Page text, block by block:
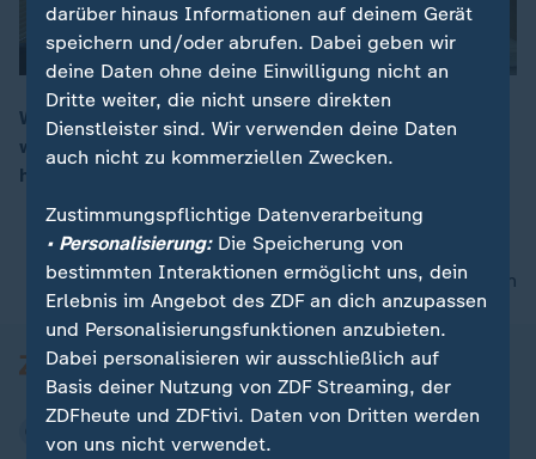
00:16
Wenn am 23. Februar ein neuer Bundestag gewählt
wird, lässt das wenig Zeit für Wahlkampf. Besonders
herausfordernd wird das für kleine Parteien.
nach oben
darüber hinaus Informationen auf deinem Gerät
speichern und/oder abrufen. Dabei geben wir
deine Daten ohne deine Einwilligung nicht an
Dritte weiter, die nicht unsere direkten
Dienstleister sind. Wir verwenden deine Daten
auch nicht zu kommerziellen Zwecken.
Zustimmungspflichtige Datenverarbeitung
• Personalisierung:Die Speicherung von
bestimmten Interaktionen ermöglicht uns, dein
Erlebnis im Angebot des ZDF an dich anzupassen
und Personalisierungsfunktionen anzubieten.
Dabei personalisieren wir ausschließlich auf
Basis deiner Nutzung von ZDF Streaming, der
ZDFheute und ZDFtivi. Daten von Dritten werden
von uns nicht verwendet.